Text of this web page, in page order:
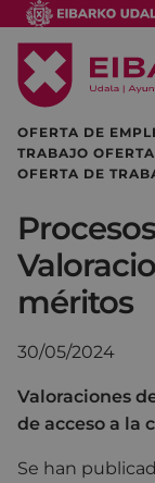
OFERTA DE
TRABAJO
OFERTA DE
méritos
30/05/2024
Valoraciones
de acceso a la
Se han